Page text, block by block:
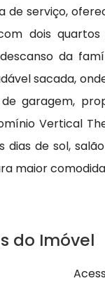
de serviço,
dois
da
sacada,
garagem,
Vertical
dias de sol,
maior
do Imóvel